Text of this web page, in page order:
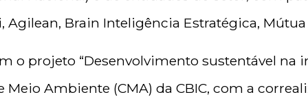
Agilean, Brain Inteligência Estratégica,
o projeto “Desenvolvimento sustentável na
Meio Ambiente (CMA) da CBIC, com a